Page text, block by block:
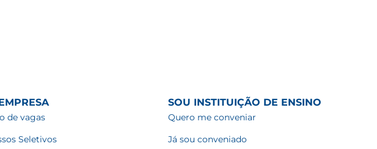
de vagas
Seletivos
SOU INSTITUIÇÃO DE ENSINO
Quero me conveniar
Já sou conveniado